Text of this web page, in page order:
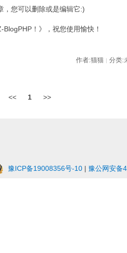
，您可以删除或是编辑它:)
！》，祝您使用愉快！
作者:猫猫 | 分类:
<< 1 >>
豫ICP备19008356号-10 | 豫公网安备